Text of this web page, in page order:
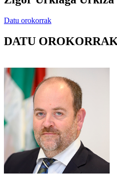
Datu orokorrak
DATU